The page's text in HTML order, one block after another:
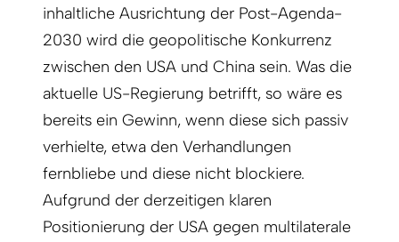
inhaltliche Ausrichtung der Post-Agenda-
2030 wird die geopolitische Konkurrenz
zwischen den USA und China sein. Was die
aktuelle US-Regierung betrifft, so wäre es
bereits ein Gewinn, wenn diese sich passiv
verhielte, etwa den Verhandlungen
fernbliebe und diese nicht blockiere.
Aufgrund der derzeitigen klaren
Positionierung der USA gegen multilaterale